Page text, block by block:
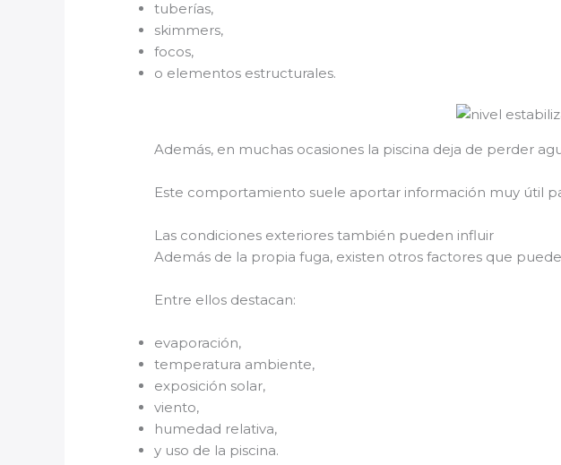
tuberías,
skimmers,
focos,
o elementos estructurales.
Además, en muchas ocasiones la piscina deja de perder
Este comportamiento suele aportar información muy útil
Las condiciones exteriores también pueden influir
Además de la propia fuga, existen otros factores que
Entre ellos destacan:
evaporación,
temperatura ambiente,
exposición solar,
viento,
humedad relativa,
y uso de la piscina.